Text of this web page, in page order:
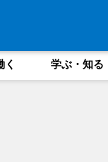
く 学ぶ・知る